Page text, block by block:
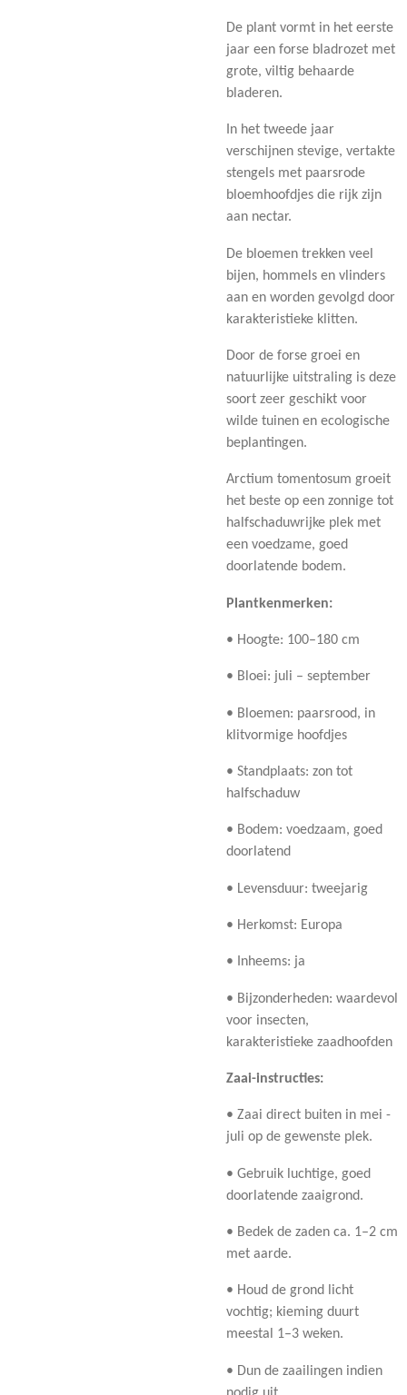
De plant vormt in het eerste
jaar een forse bladrozet met
grote, viltig behaarde
bladeren.
In het tweede jaar
verschijnen stevige, vertakte
stengels met paarsrode
bloemhoofdjes die rijk zijn
aan nectar.
De bloemen trekken veel
bijen, hommels en vlinders
aan en worden gevolgd door
karakteristieke klitten.
Door de forse groei en
natuurlijke uitstraling is deze
soort zeer geschikt voor
wilde tuinen en ecologische
beplantingen.
Arctium tomentosum groeit
het beste op een zonnige tot
halfschaduwrijke plek met
een voedzame, goed
doorlatende bodem.
Plantkenmerken:
• Hoogte: 100–180 cm
• Bloei: juli – september
• Bloemen: paarsrood, in
klitvormige hoofdjes
• Standplaats: zon tot
halfschaduw
• Bodem: voedzaam, goed
doorlatend
• Levensduur: tweejarig
• Herkomst: Europa
• Inheems: ja
• Bijzonderheden: waardevol
voor insecten,
karakteristieke zaadhoofden
Zaai-instructies:
• Zaai direct buiten in mei -
juli op de gewenste plek.
• Gebruik luchtige, goed
doorlatende zaaigrond.
• Bedek de zaden ca. 1–2 cm
met aarde.
• Houd de grond licht
vochtig; kieming duurt
meestal 1–3 weken.
• Dun de zaailingen indien